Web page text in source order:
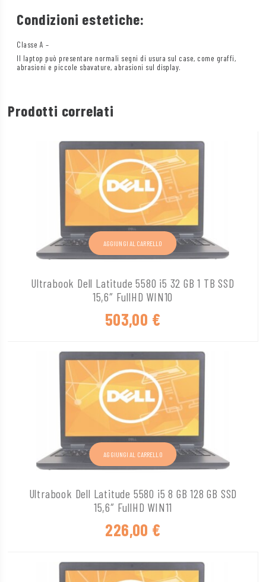
Condizioni estetiche:
Classe A –
Il laptop può presentare normali segni di usura sul case, come graffi,
abrasioni e piccole sbavature, abrasioni sul display.
Prodotti correlati
Ultrabook Dell Latitude 5580 i5 32 GB 1 TB SSD
15,6″ FullHD WIN10
503,00 €
AGGIUNGI AL CARRELLO
Ultrabook Dell Latitude 5580 i5 8 GB 128 GB SSD
15,6″ FullHD WIN11
226,00 €
AGGIUNGI AL CARRELLO